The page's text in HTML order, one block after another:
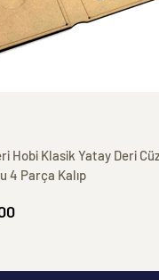
Hobi Klasik Yatay Deri
4 Parça Kalıp